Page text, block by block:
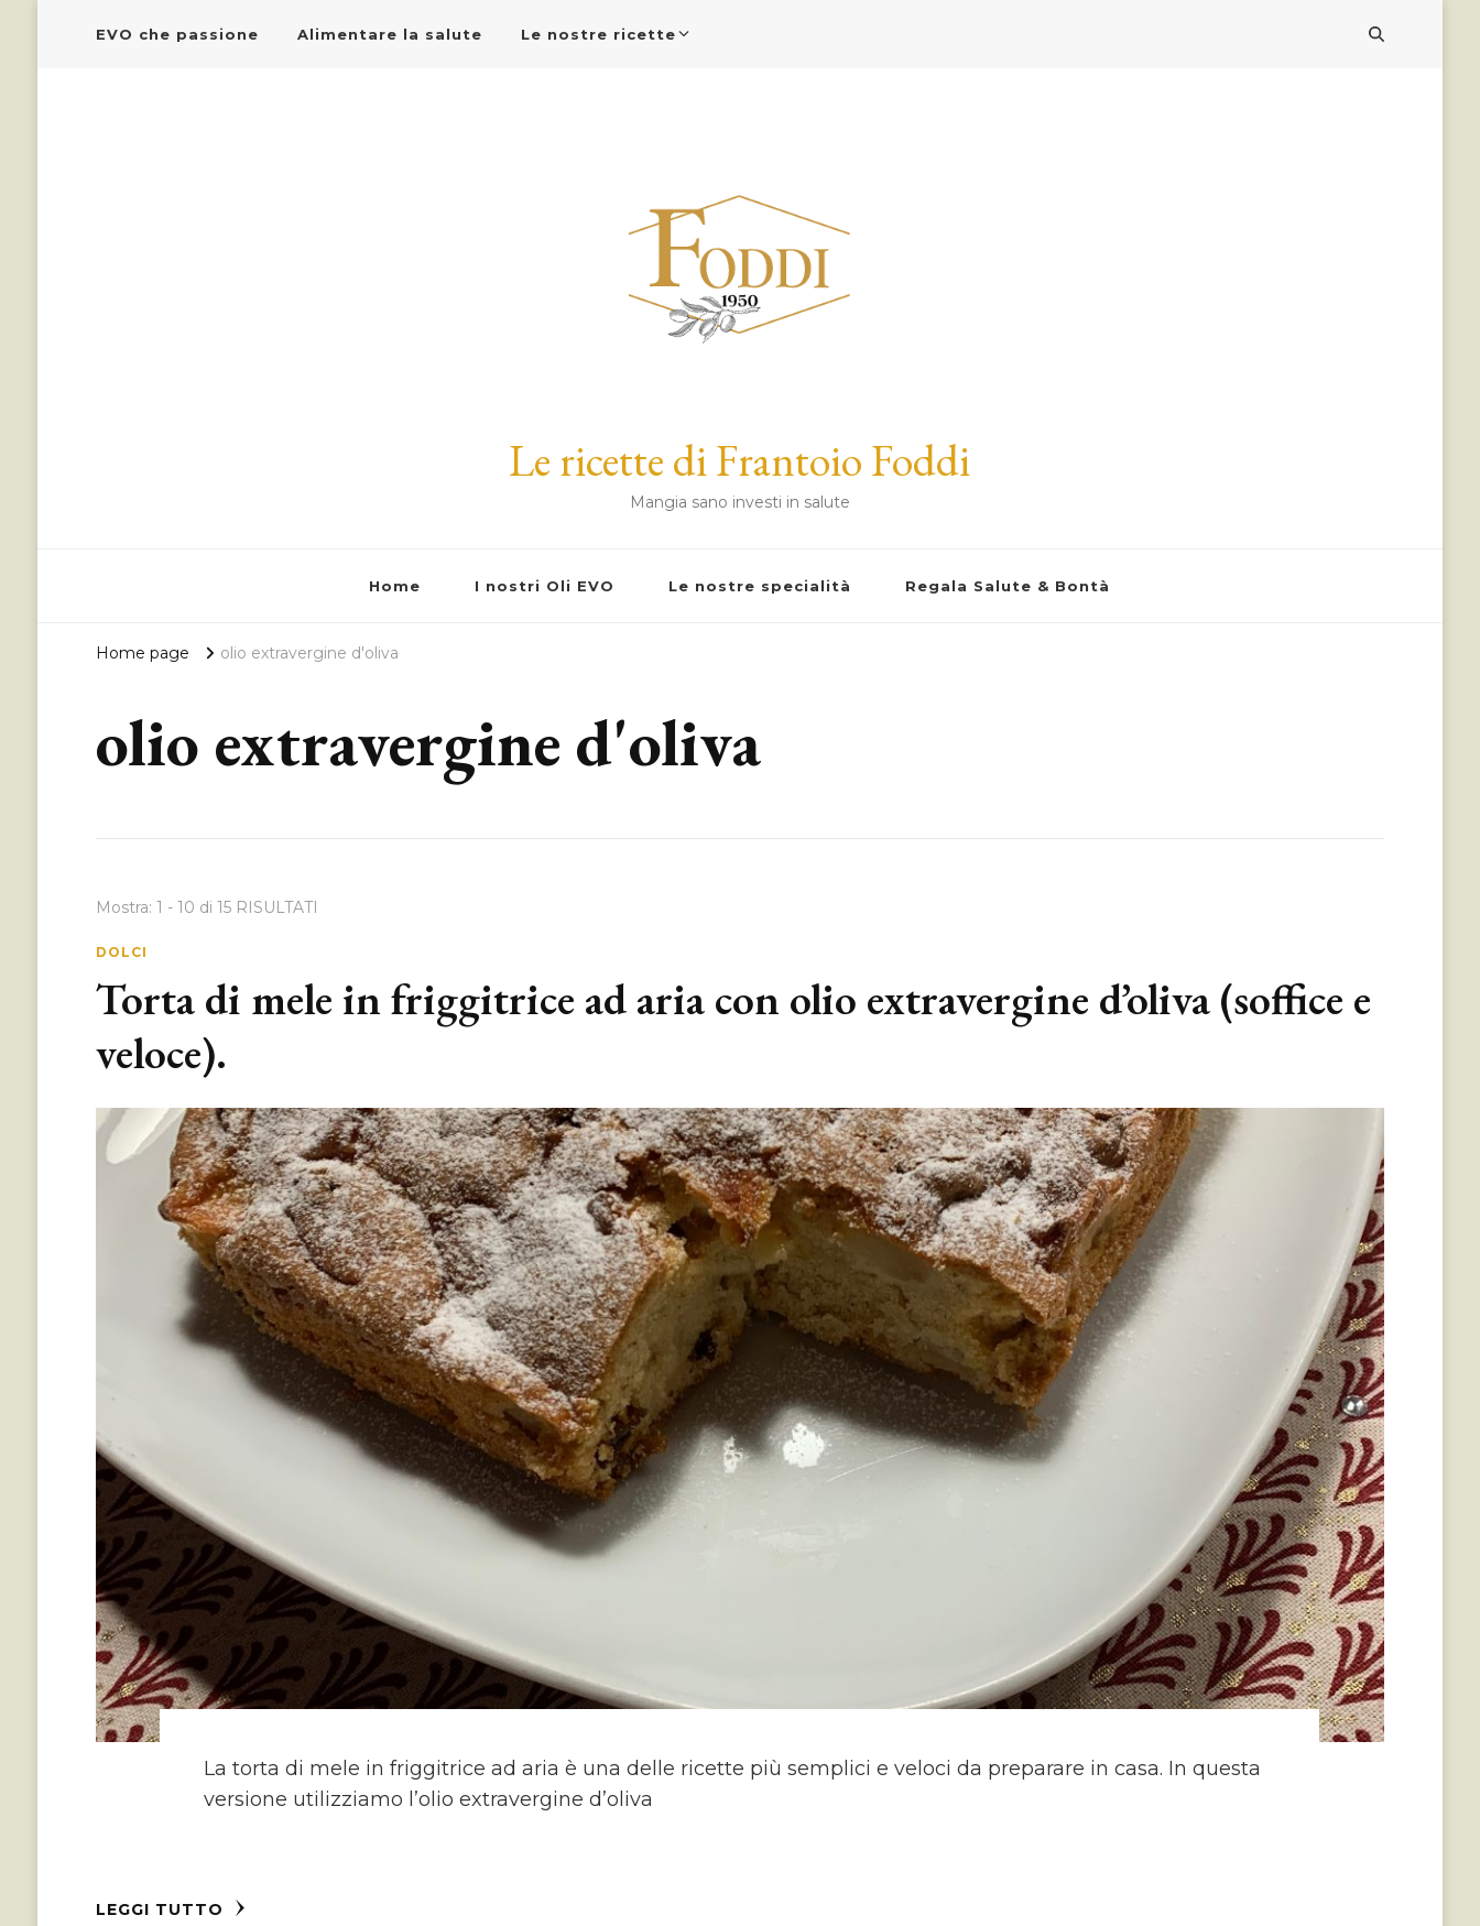
EVO che passione Alimentare la salute Le nostre ricette
Le ricette di Frantoio Foddi
Mangia sano investi in salute
Home I nostri Oli EVO Le nostre specialità Regala Salute & Bontà
Home page olio extravergine d'oliva
olio extravergine d'oliva
Mostra: 1 - 10 di 15 RISULTATI
DOLCI
Torta di mele in friggitrice ad aria con olio extravergine d’oliva (soffice e
veloce).
La torta di mele in friggitrice ad aria è una delle ricette più semplici e veloci da preparare in casa. In questa
versione utilizziamo l’olio extravergine d’oliva
LEGGI TUTTO